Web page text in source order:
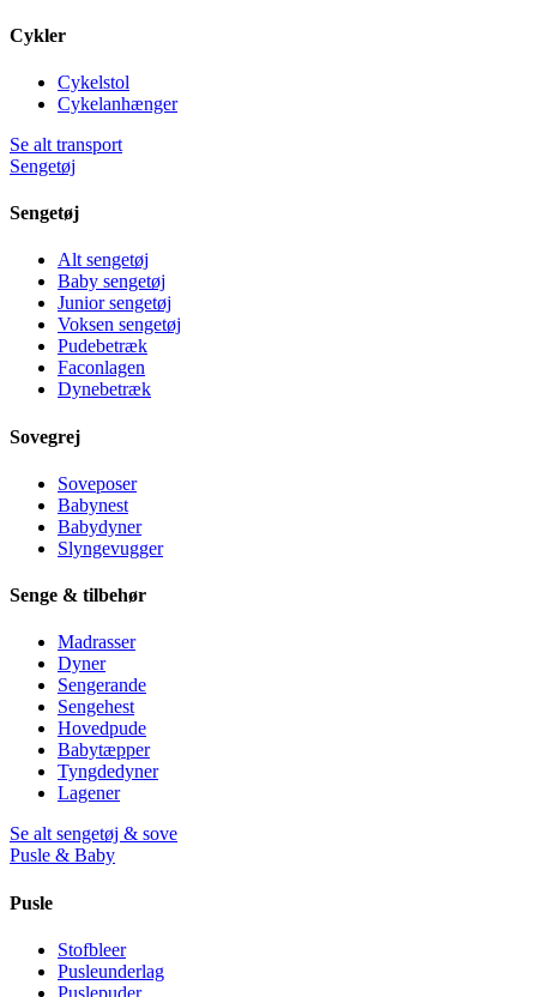
Cykler
Cykelstol
Cykelanhænger
Se alt transport
Sengetøj
Sengetøj
Alt sengetøj
Baby sengetøj
Junior sengetøj
Voksen sengetøj
Pudebetræk
Faconlagen
Dynebetræk
Sovegrej
Soveposer
Babynest
Babydyner
Slyngevugger
Senge & tilbehør
Madrasser
Dyner
Sengerande
Sengehest
Hovedpude
Babytæpper
Tyngdedyner
Lagener
Se alt sengetøj & sove
Pusle & Baby
Pusle
Stofbleer
Pusleunderlag
Puslepuder